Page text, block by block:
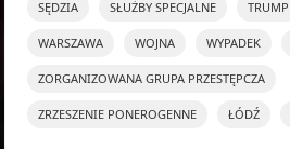
SĘDZIA SŁUŻBY SPECJALNE TRUMP
WARSZAWA WOJNA WYPADEK
ZORGANIZOWANA GRUPA PRZESTĘPCZA
ZRZESZENIE PONEROGENNE ŁÓDŹ